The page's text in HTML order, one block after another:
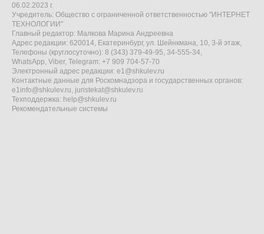
06.02.2023 г.
Учредитель: Общество с ограниченной ответственностью "ИНТЕРНЕТ
ТЕХНОЛОГИИ"
Главный редактор: Малкова Марина Андреевна
Адрес редакции: 620014, Екатеринбург, ул. Шейнкмана, 10, 3-й этаж,
Телефоны (круглосуточно): 8 (343) 379-49-95, 34-555-34,
WhatsApp, Viber, Telegram: +7 909 704-57-70
Электронный адрес редакции: e1@shkulev.ru
Контактные данные для Роскомнадзора и государственных органов:
e1info@shkulev.ru, juristekat@shkulev.ru
Техподдержка: help@shkulev.ru
Рекомендательные системы